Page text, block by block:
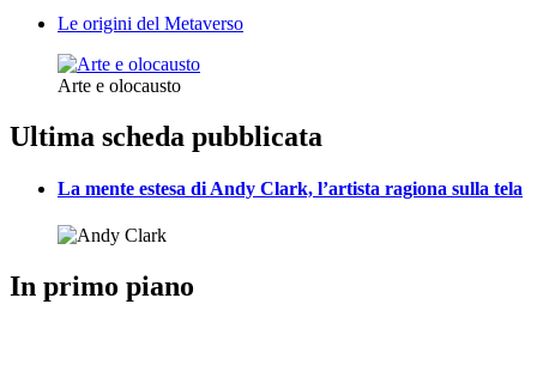
Le origini del Metaverso
Arte e olocausto
Ultima scheda pubblicata
La mente estesa di Andy Clark, l’artista ragiona sulla tela
In primo piano